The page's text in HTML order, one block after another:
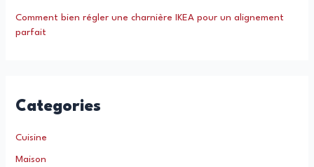
Comment bien régler une charnière IKEA pour un alignement
parfait
Categories
Cuisine
Maison